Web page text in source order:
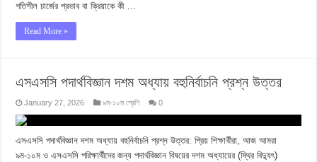
গতিশীল চার্জের প্রভাব বা ক্রিয়াকে কী …
Read More »
এসএসসি পদার্থবিজ্ঞান দশম অধ্যায় বহুনির্বাচনি প্রশ্ন উত্তর
January 27, 2026 ৯ম-১০ম শ্রেণি 0
এসএসসি পদার্থবিজ্ঞান দশম অধ্যায় বহুনির্বাচনি প্রশ্ন উত্তর: প্রিয় শিক্ষার্থীরা, আজ আমরা
৯ম-১০ম ও এসএসসি পরিক্ষার্থীদের জন্য পদার্থবিজ্ঞান বিষয়ের দশম অধ্যায়ের (স্থির বিদ্যুৎ)